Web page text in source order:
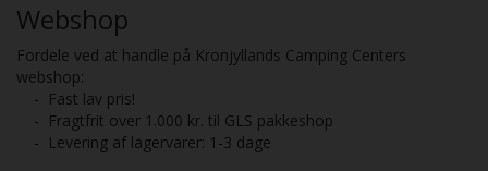
Webshop
Fordele ved at handle på Kronjyllands Camping Centers
webshop:
- Fast lav pris!
- Fragtfrit over 1.000 kr. til GLS pakkeshop
- Levering af lagervarer: 1-3 dage